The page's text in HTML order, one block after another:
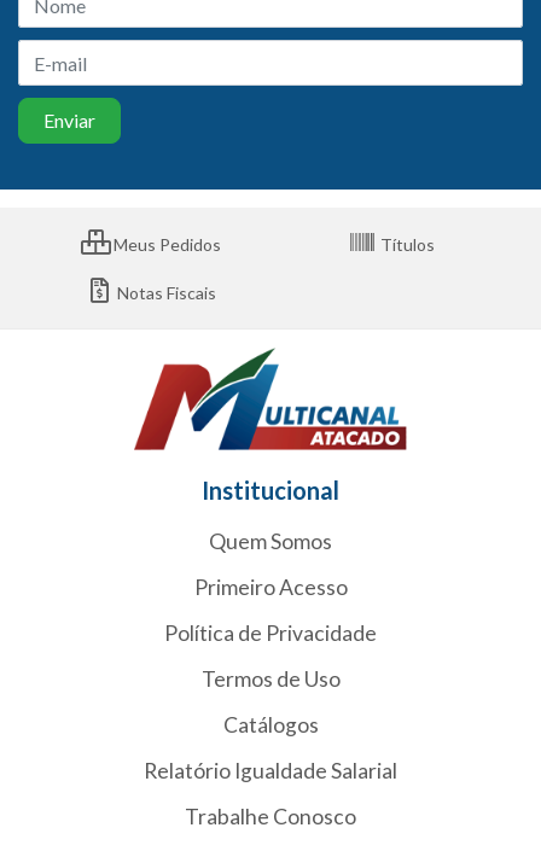
Meus Pedidos Títulos
Notas Fiscais
Institucional
Quem Somos
Primeiro Acesso
Política de Privacidade
Termos de Uso
Catálogos
Relatório Igualdade Salarial
Trabalhe Conosco